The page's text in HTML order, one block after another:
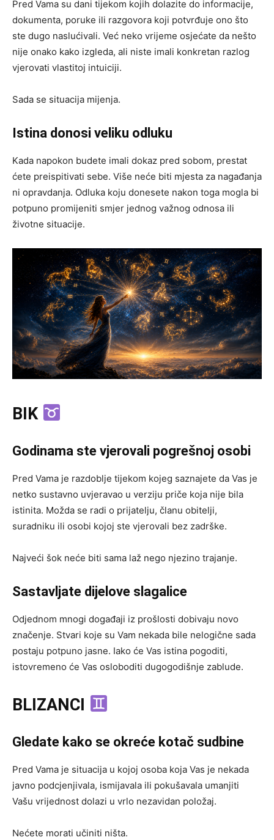
Pred Vama su dani tijekom kojih dolazite do informacije,
dokumenta, poruke ili razgovora koji potvrđuje ono što
ste dugo naslućivali. Već neko vrijeme osjećate da nešto
nije onako kako izgleda, ali niste imali konkretan razlog
vjerovati vlastitoj intuiciji.
Sada se situacija mijenja.
Istina donosi veliku odluku
Kada napokon budete imali dokaz pred sobom, prestat
ćete preispitivati sebe. Više neće biti mjesta za nagađanja
ni opravdanja. Odluka koju donesete nakon toga mogla bi
potpuno promijeniti smjer jednog važnog odnosa ili
životne situacije.
BIK
Godinama ste vjerovali pogrešnoj osobi
Pred Vama je razdoblje tijekom kojeg saznajete da Vas je
netko sustavno uvjeravao u verziju priče koja nije bila
istinita. Možda se radi o prijatelju, članu obitelji,
suradniku ili osobi kojoj ste vjerovali bez zadrške.
Najveći šok neće biti sama laž nego njezino trajanje.
Sastavljate dijelove slagalice
Odjednom mnogi događaji iz prošlosti dobivaju novo
značenje. Stvari koje su Vam nekada bile nelogične sada
postaju potpuno jasne. Iako će Vas istina pogoditi,
istovremeno će Vas osloboditi dugogodišnje zablude.
BLIZANCI
Gledate kako se okreće kotač sudbine
Pred Vama je situacija u kojoj osoba koja Vas je nekada
javno podcjenjivala, ismijavala ili pokušavala umanjiti
Vašu vrijednost dolazi u vrlo nezavidan položaj.
Nećete morati učiniti ništa.